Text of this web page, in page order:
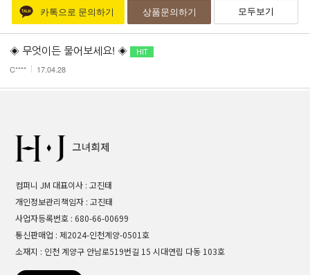
카톡으로 문의하기 상품문의하기 모두보기
◈ 무엇이든 물어보세요! ◈
C**** 17.04.28
컴퍼니 JM 대표이사 : 고진태
개인정보관리책임자 : 고진태
사업자등록번호 : 680-66-00699
통신판매업 : 제2024-인천계양-0501호
소재지 : 인천 계양구 안남로519번길 15 시대연립 다동 103호